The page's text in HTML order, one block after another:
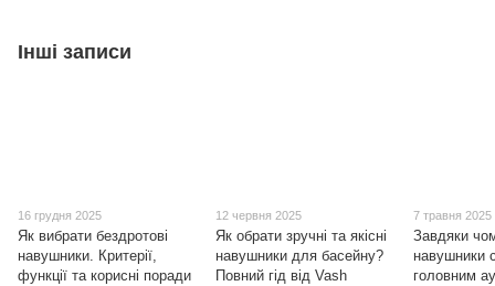
Інші записи
16 грудня 2025
Як вибрати бездротові
навушники. Критерії,
функції та корисні поради
12 червня 2025
Як обрати зручні та якісні
навушники для басейну?
Повний гід від Vash
7 травня 2025
Завдяки
навушники
головним